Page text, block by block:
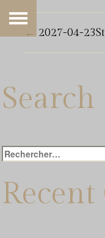
← 2027-04-
Search
Rechercher :